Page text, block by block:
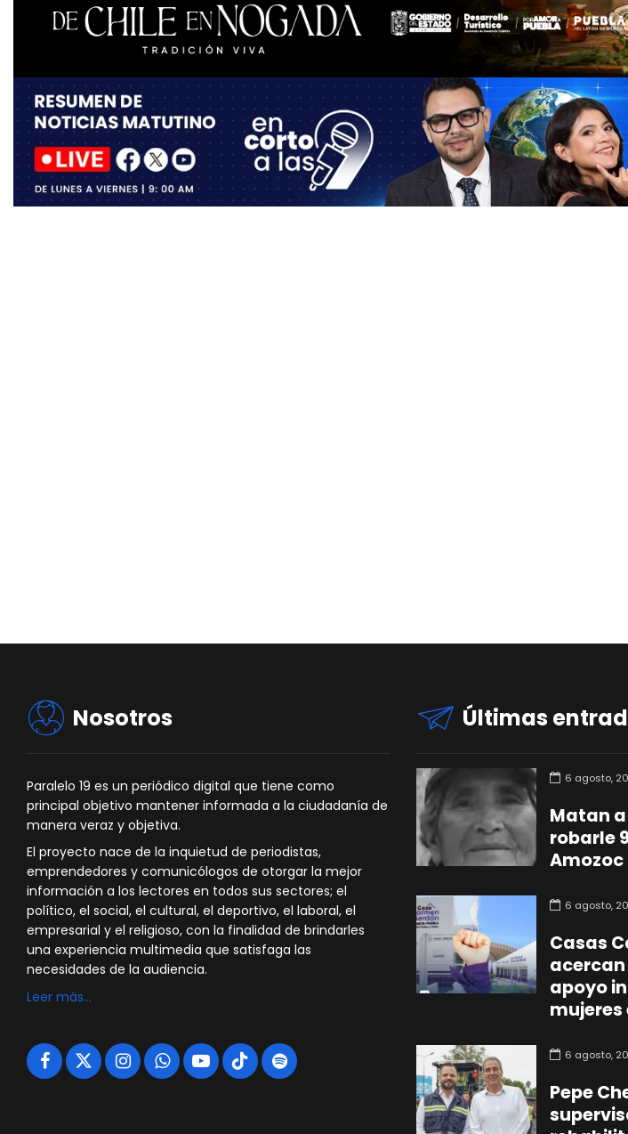
Nosotros
Paralelo 19 es un periódico digital que tiene como
principal objetivo mantener informada a la ciudadanía de
manera veraz y objetiva.
El proyecto nace de la inquietud de periodistas,
emprendedores y comunicólogos de otorgar la mejor
información a los lectores en todos sus sectores; el
político, el social, el cultural, el deportivo, el laboral, el
empresarial y el religioso, con la finalidad de brindarles
una experiencia multimedia que satisfaga las
necesidades de la audiencia.
Leer más…
Últimas
6 agosto,
Matan
robarle
Amozoc
6 agosto,
Casas
apoyo
mujeres
6 agosto,
Pepe